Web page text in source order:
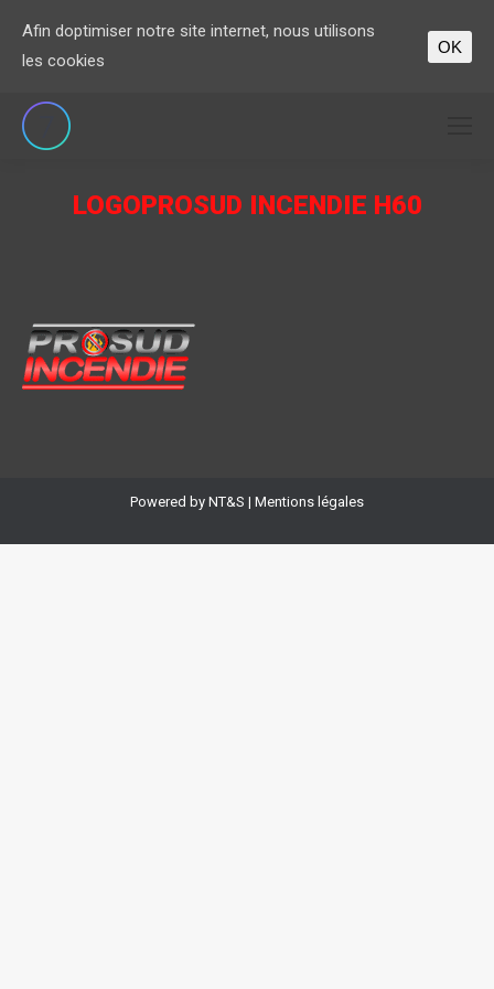
LOGOPROSUD INCENDIE H60
Powered by NT&S | Mentions légales
Afin doptimiser notre site internet, nous utilisons
les cookies
OK